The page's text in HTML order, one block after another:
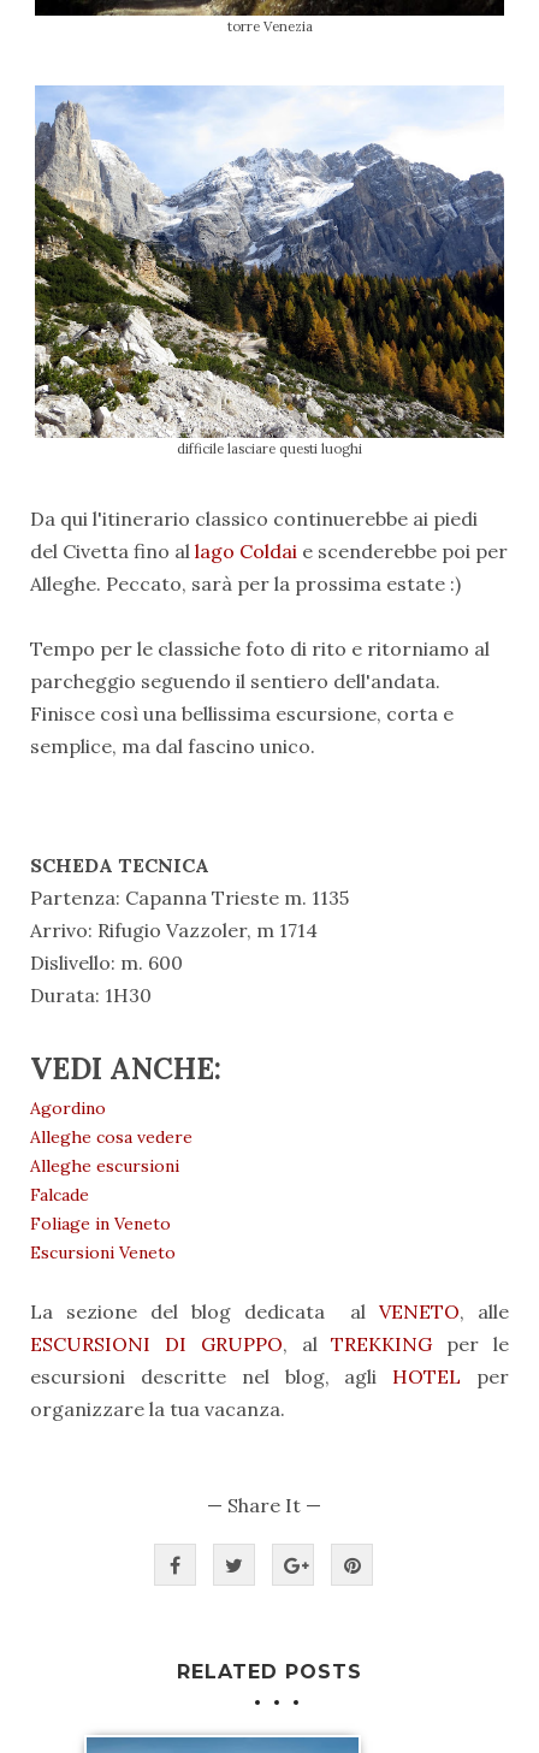
torre Venezia
difficile lasciare questi luoghi
Da qui l'itinerario classico continuerebbe ai piedi
del Civetta fino al lago Coldai e scenderebbe poi per
Alleghe. Peccato, sarà per la prossima estate :)
Tempo per le classiche foto di rito e ritorniamo al
parcheggio seguendo il sentiero dell'andata.
Finisce così una bellissima escursione, corta e
semplice, ma dal fascino unico.
SCHEDA TECNICA
Partenza: Capanna Trieste m. 1135
Arrivo: Rifugio Vazzoler, m 1714
Dislivello: m. 600
Durata: 1H30
VEDI ANCHE:
Agordino
Alleghe cosa vedere
Alleghe escursioni
Falcade
Foliage in Veneto
Escursioni Veneto
La sezione del blog dedicata alVENETO, alle
ESCURSIONI DI GRUPPO, alTREKKING per le
escursioni descritte nel blog, agli HOTEL per
organizzare la tua vacanza.
— Share It —
RELATED POSTS